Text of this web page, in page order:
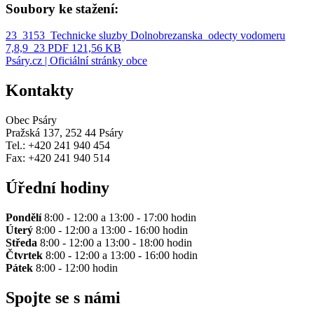
Soubory ke stažení:
23_3153_Technicke sluzby Dolnobrezanska_odecty vodomeru
7,8,9_23 PDF 121,56 KB
Psáry.cz | Oficiální stránky obce
Kontakty
Obec Psáry
Pražská 137, 252 44 Psáry
Tel.: +420 241 940 454
Fax: +420 241 940 514
Úřední hodiny
Pondělí8:00 - 12:00 a 13:00 - 17:00 hodin
Úterý 8:00 - 12:00 a 13:00 - 16:00 hodin
Středa 8:00 - 12:00 a 13:00 - 18:00 hodin
Čtvrtek 8:00 - 12:00 a 13:00 - 16:00 hodin
Pátek 8:00 - 12:00 hodin
Spojte se s námi